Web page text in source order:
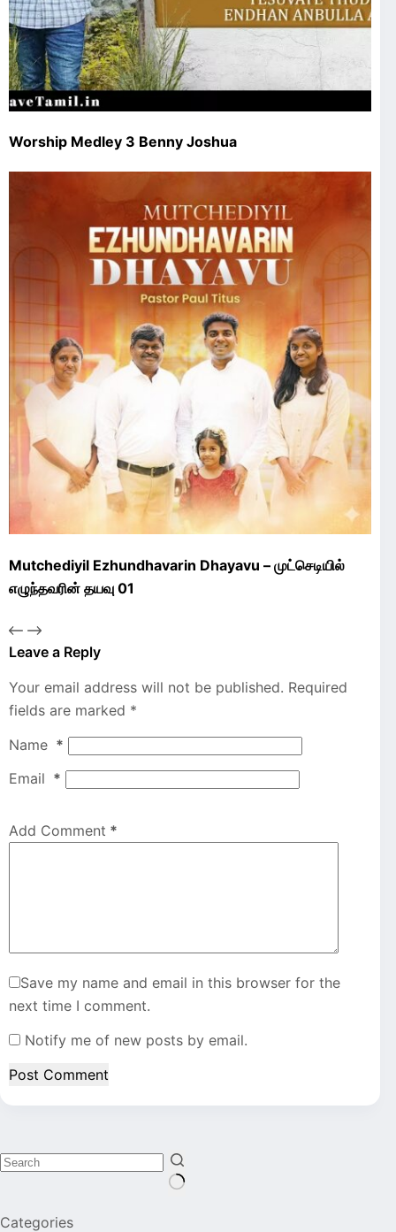
Worship Medley 3 Benny Joshua
Mutchediyil Ezhundhavarin Dhayavu – முட்செடியில்
எழுந்தவரின் தயவு 01
Leave a Reply
Your email address will not be published. Required
fields are marked *
Name *
Email *
Add Comment *
Save my name and email in this browser for the
next time I comment.
Notify me of new posts by email.
Post Comment
Categories